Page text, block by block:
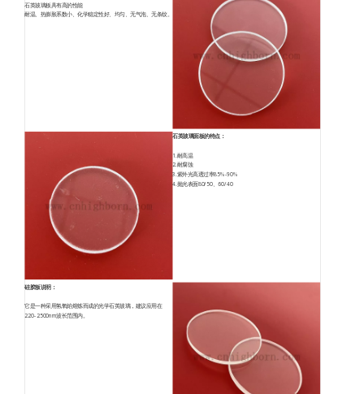
石英玻璃板具有高的性能
耐温、热膨胀系数小、化学稳定性好、均匀、无气泡、无条纹。
石英玻璃面板的特点：
1.耐高温
2.耐腐蚀
3.紫外光高透过率85%-90%
4.抛光表面80/50、60/40
硅胶板说明：
它是一种采用氢氧焰熔炼而成的光学石英玻璃，建议应用在
220-2500nm波长范围内。